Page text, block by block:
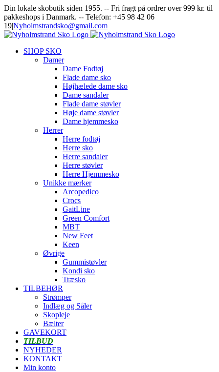
Skip
to
content
Facebook
Instagram
Din lokale skobutik siden 1955. -- Fri fragt på ordrer over 999 kr. til
pakkeshops i Danmark. -- Telefon: +45 98 42 06
19|Nyholmstrandsko@gmail.com
SHOP SKO
Damer
Dame Fodtøj
Flade dame sko
Højhælede dame sko
Dame sandaler
Flade dame støvler
Høje dame støvler
Dame hjemmesko
Herrer
Herre fodtøj
Herre sko
Herre sandaler
Herre støvler
Herre Hjemmesko
Unikke mærker
Arcopedico
Crocs
GaitLine
Green Comfort
MBT
New Feet
Keen
Øvrige
Gummistøvler
Kondi sko
Træsko
TILBEHØR
Strømper
Indlæg og Såler
Skopleje
Bælter
GAVEKORT
TILBUD
NYHEDER
KONTAKT
Min konto